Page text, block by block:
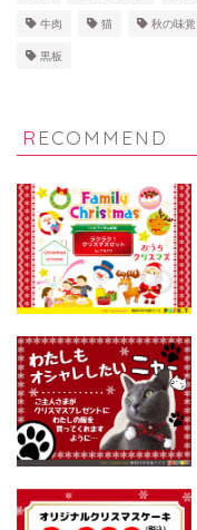
牛肉 猫 秋の味覚
黒板
RECOMMEND